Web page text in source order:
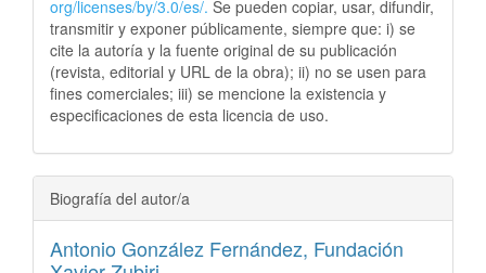
org/licenses/by/3.0/es/. Se pueden copiar, usar, difundir,
transmitir y exponer públicamente, siempre que: i) se
cite la autoría y la fuente original de su publicación
(revista, editorial y URL de la obra); ii) no se usen para
fines comerciales; iii) se mencione la existencia y
especificaciones de esta licencia de uso.
Biografía del autor/a
Antonio González Fernández, Fundación